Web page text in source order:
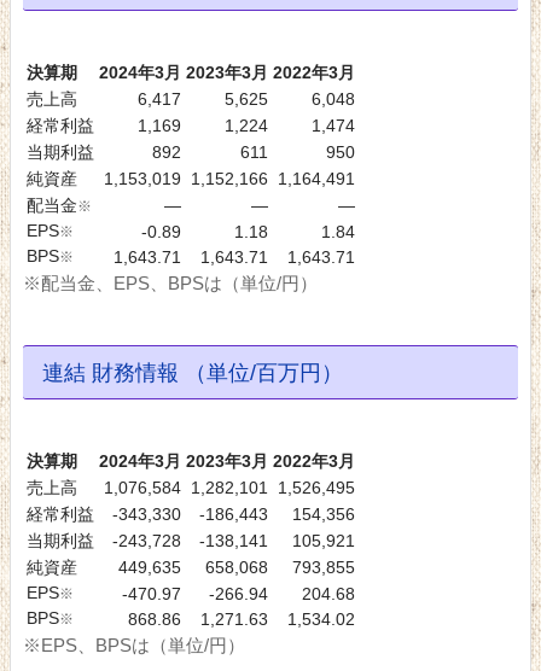
決算期 2024年3月 2023年3月 2022年3月
売上高
6,417 5,625
6,048
経常利益
1,169 1,224
1,474
当期利益
892 611
950
純資産
1,153,019 1,152,166
1,164,491
配当金※ ― ―
―
EPS※ -0.89 1.18
1.84
BPS※ 1,643.71 1,643.71 1,643.71
※配当金、EPS、BPSは（単位/円）
連結 財務情報 （単位/百万円）
決算期 2024年3月 2023年3月 2022年3月
売上高
1,076,584 1,282,101
1,526,495
経常利益
-343,330 -186,443
154,356
当期利益
-243,728 -138,141
105,921
純資産
449,635 658,068
793,855
EPS※ -470.97 -266.94
204.68
BPS※ 868.86 1,271.63 1,534.02
※EPS、BPSは（単位/円）